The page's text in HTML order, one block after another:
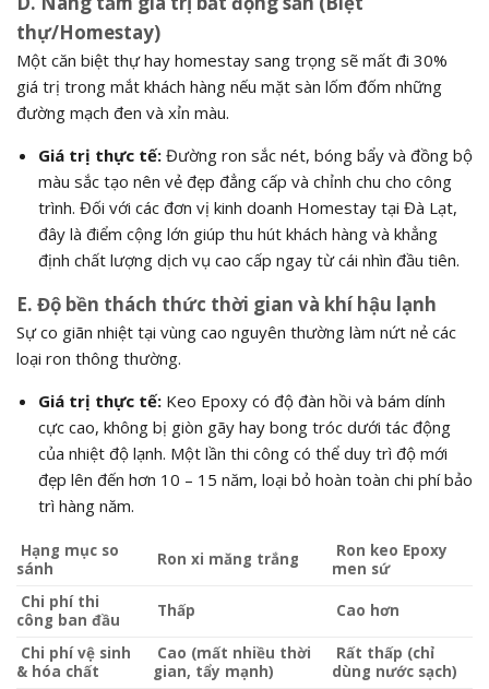
thự/Homestay)
Một căn biệt thự hay homestay sang trọng sẽ mất đi 30%
giá trị trong mắt khách hàng nếu mặt sàn lốm đốm những
đường mạch đen và xỉn màu.
Giá trị thực tế:Đường ron sắc nét, bóng bẩy và đồng bộ
màu sắc tạo nên vẻ đẹp đẳng cấp và chỉnh chu cho công
trình. Đối với các đơn vị kinh doanh Homestay tại Đà Lạt,
đây là điểm cộng lớn giúp thu hút khách hàng và khẳng
định chất lượng dịch vụ cao cấp ngay từ cái nhìn đầu tiên.
E. Độ bền thách thức thời gian và khí hậu lạnh
Sự co giãn nhiệt tại vùng cao nguyên thường làm nứt nẻ các
loại ron thông thường.
Giá trị thực tế:Keo Epoxy có độ đàn hồi và bám dính
cực cao, không bị giòn gãy hay bong tróc dưới tác động
của nhiệt độ lạnh. Một lần thi công có thể duy trì độ mới
đẹp lên đến hơn 10 – 15 năm, loại bỏ hoàn toàn chi phí bảo
trì hàng năm.
Hạng mục so
sánh
Ron xi măng trắng
Ron keo Epoxy
men sứ
Chi phí thi
công ban đầu
Thấp Cao hơn
Chi phí vệ sinh
& hóa chất
Cao (mất nhiều thời
gian, tẩy mạnh)
Rất thấp (chỉ
dùng nước sạch)